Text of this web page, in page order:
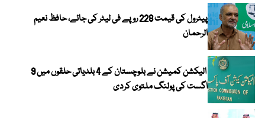
پیٹرول کی قیمت 228 روپے فی لیٹر کی جائے، حافظ نعیم
الرحمان
الیکشن کمیشن نے بلوچستان کے 4 بلدیاتی حلقوں میں 9
اگست کی پولنگ ملتوی کردی